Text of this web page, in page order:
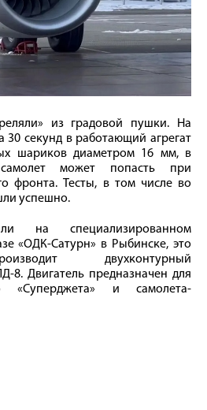
из градовой пушки. На
30 секунд в работающий агрегат
шариков диаметром 16 мм, в
может попасть при
фронта. Тесты, в том числе во
успешно.
на специализированном
«ОДК-Сатурн» в Рыбинске, это
двухконтурный
8. Двигатель предназначен для
«Суперджета» и самолета-